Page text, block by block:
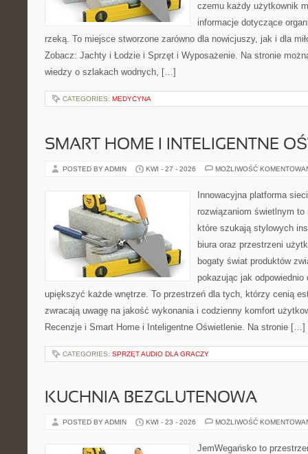
czemu każdy użytkownik
informacje dotyczące
rzeką. To miejsce stworzone zarówno dla nowicjuszy, jak i dla
Zobacz: Jachty i Łodzie i Sprzęt i Wyposażenie. Na stronie
wiedzy o szlakach wodnych, […]
CATEGORIES: MEDYCYNA
SMART HOME I INTELIGENTNE
POSTED BY ADMIN KWI - 27 - 2026 MOŻLIWOŚĆ
Innowacyjna platforma
rozwiązaniom świetlnym
które szukają stylowych
biura oraz przestrzeni
bogaty świat produktów
pokazując jak odpowiednio
upiększyć każde wnętrze. To przestrzeń dla tych, którzy cenią
zwracają uwagę na jakość wykonania i codzienny komfort
Recenzje i Smart Home i Inteligentne Oświetlenie. Na stronie […]
CATEGORIES: SPRZĘT AUDIO DLA GRACZY
KUCHNIA BEZGLUTENOWA
POSTED BY ADMIN KWI - 23 - 2026 MOŻLIWOŚĆ
JemWegańsko to